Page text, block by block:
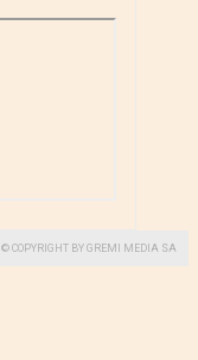
© COPYRIGHT BY GREMI MEDIA SA